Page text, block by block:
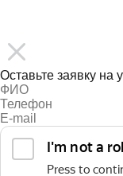
Оставьте заявку на